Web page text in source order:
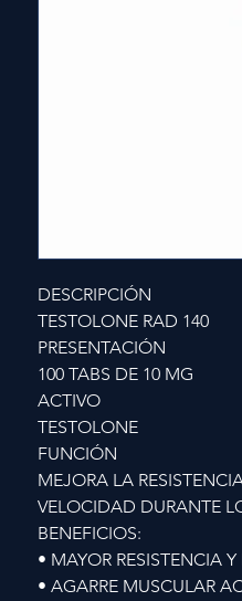
DESCRIPCIÓN
TESTOLONE RAD 140
PRESENTACIÓN
100 TABS DE 10 MG
ACTIVO
TESTOLONE
FUNCIÓN
MEJORA LA
VELOCIDAD DURANTE
BENEFICIOS:
• MAYOR RESISTENCIA
• AGARRE MUSCULAR